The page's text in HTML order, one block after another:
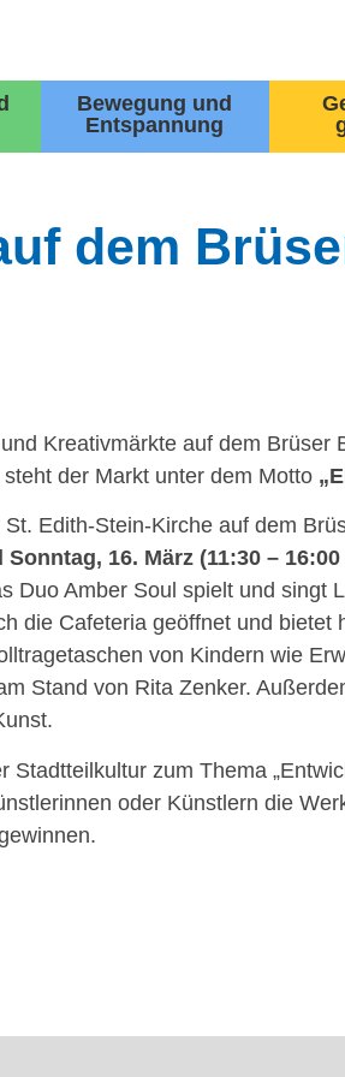
Bewegung und
Entspannung
dem
Kreativmärkte auf dem Brüser
der Markt unter dem Motto
Edith-Stein-Kirche auf dem
16. März (11:30 – 16:00
Amber Soul spielt und singt
die Cafeteria geöffnet und bietet
von Kindern wie
Stand von Rita Zenker.
zum Thema
oder Künstlern die